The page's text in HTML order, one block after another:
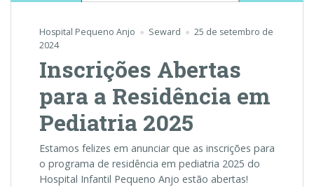
Hospital Pequeno Anjo Seward
25 de setembro de
2024
Inscrições Abertas
para a Residência em
Pediatria 2025
Estamos felizes em anunciar que as inscrições para
o programa de residência em pediatria 2025 do
Hospital Infantil Pequeno Anjo estão abertas!